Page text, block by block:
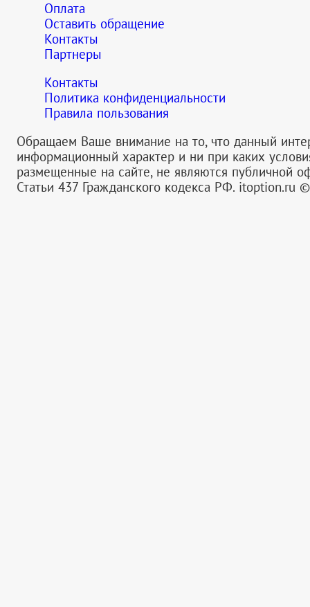
Оплата
Оставить обращение
Контакты
Партнеры
Контакты
Политика конфиденциальности
Правила пользования
Обращаем Ваше внимание на то, что данный
информационный характер и ни при каких
размещенные на сайте, не являются публичной
Статьи 437 Гражданского кодекса РФ. itoption.ru